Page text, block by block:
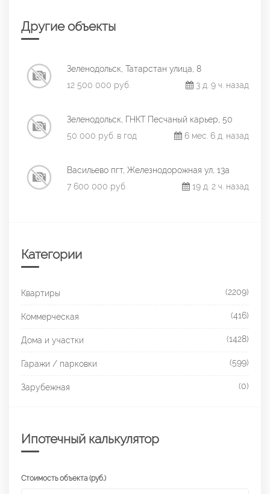
Другие объекты
Зеленодольск, Татарстан улица, 8
12 500 000 руб.
3 д. 9 ч. назад
Зеленодольск, ГНКТ Песчаный карьер, 50
50 000 руб. в год
6 мес. 6 д. назад
Васильево пгт, Железнодорожная ул, 13а
7 600 000 руб.
19 д. 2 ч. назад
Категории
Квартиры (2209)
Коммерческая (416)
Дома и участки (1428)
Гаражи / парковки (599)
Зарубежная (0)
Ипотечный калькулятор
Стоимость объекта (руб.)